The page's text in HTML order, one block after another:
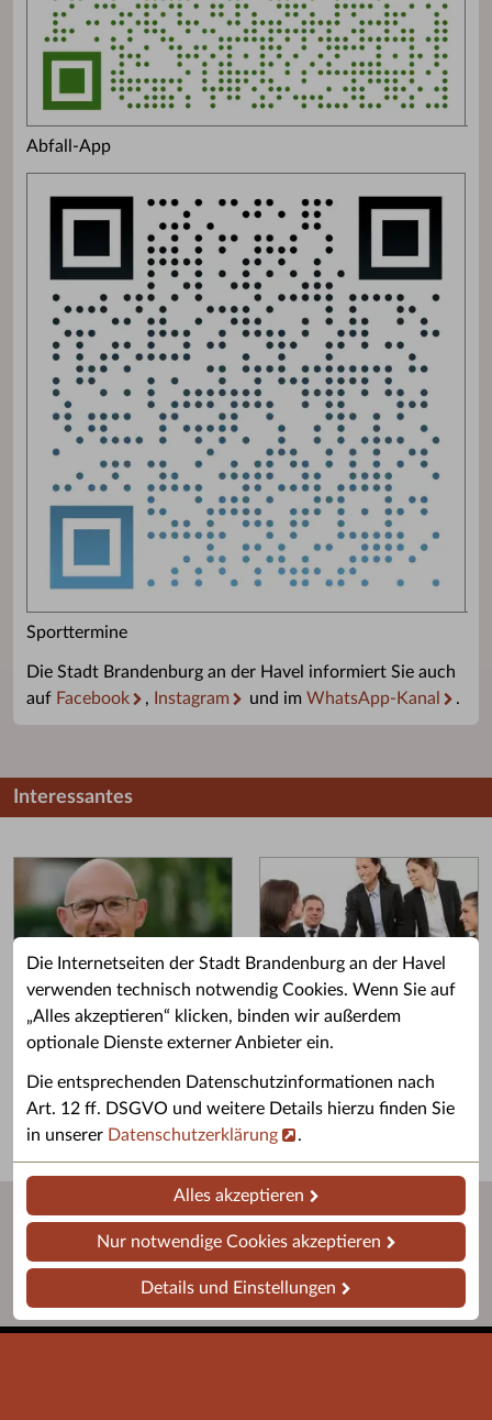
Die Internetseiten der Stadt Brandenburg an der Havel
verwenden technisch notwendig Cookies. Wenn Sie auf
„Alles akzeptieren“ klicken, binden wir außerdem
optionale Dienste externer Anbieter ein.
Die entsprechenden Datenschutzinformationen nach
Art. 12 ff. DSGVO und weitere Details hierzu finden Sie
in unserer Datenschutzerklärung .
Alles akzeptieren
Nur notwendige Cookies akzeptieren
Details und Einstellungen
Abfall-App
Sporttermine
Die Stadt Brandenburg an der Havel informiert Sie auch
auf Facebook , Instagram und im WhatsApp-Kanal .
Interessantes
Grußwort des OB